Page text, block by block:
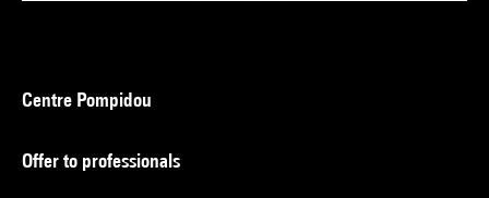
Centre Pompidou
Offer to professionals